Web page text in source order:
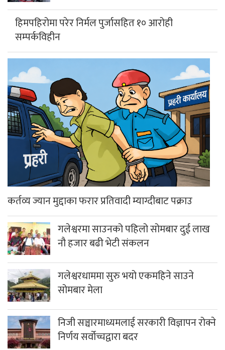
हिमपहिरोमा परेर निर्मल पुर्जासहित १० आरोही
सम्पर्कविहीन
कर्तव्य ज्यान मुद्दाका फरार प्रतिवादी म्याग्दीबाट पक्राउ
गलेश्वरमा साउनको पहिलो सोमबार दुई लाख
नौ हजार बढी भेटी संकलन
गलेश्वरधाममा सुरु भयो एकमहिने साउने
सोमबार मेला
निजी सञ्चारमाध्यमलाई सरकारी विज्ञापन रोक्ने
निर्णय सर्वोच्चद्वारा बदर